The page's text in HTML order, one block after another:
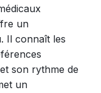
un
Il connaît les
son rythme de
un